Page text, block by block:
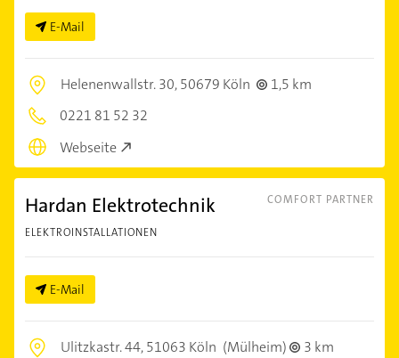
E-Mail
Helenenwallstr. 30,50679 Köln
1,5 km
0221 81 52 32
Webseite
COMFORT PARTNER
Hardan Elektrotechnik
ELEKTROINSTALLATIONEN
E-Mail
Ulitzkastr. 44,51063 Köln (Mülheim)
3 km